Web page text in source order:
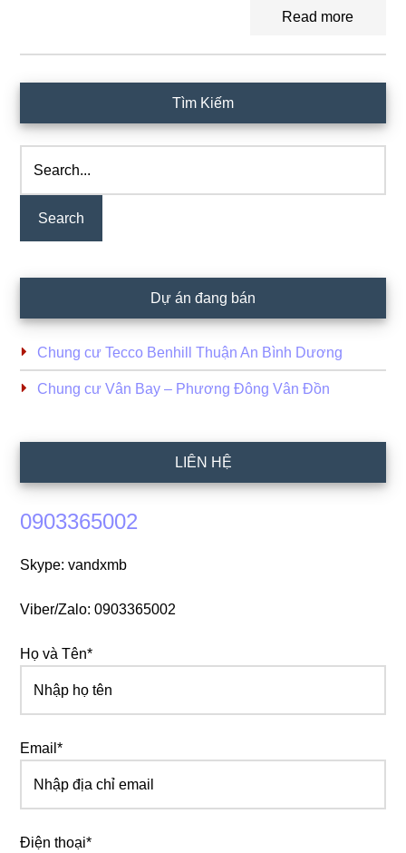
Read more
Sidebar
Tìm Kiếm
Dự án đang bán
Chung cư Tecco Benhill Thuận An Bình Dương
Chung cư Vân Bay – Phương Đông Vân Đồn
LIÊN HỆ
0903365002
Skype: vandxmb
Viber/Zalo: 0903365002
Họ và Tên*
Email*
Điện thoại*